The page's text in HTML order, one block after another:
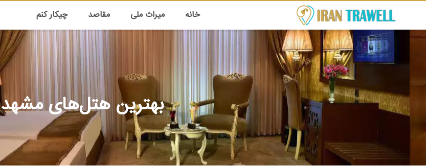
خانه میراث ملی مقاصد چیکار کنم
بهترین هتل‌های مشهد